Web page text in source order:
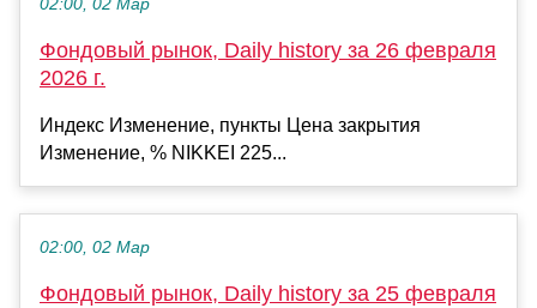
02:00, 02 Мар
Фондовый рынок, Daily history за 26 февраля
2026 г.
Индекс Изменение, пункты Цена закрытия
Изменение, % NIKKEI 225...
02:00, 02 Мар
Фондовый рынок, Daily history за 25 февраля